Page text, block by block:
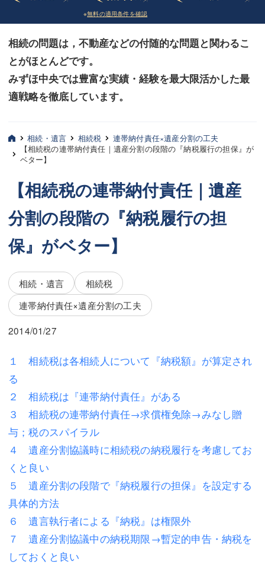
法律相談など（その他）
お客様へ
みずほ中央の特長・実質編
弁護士紹介
酒井 博之
坂本 陽一
桶川 聡
三平 隆史
吉元 優仁
相続・遺言
離婚（夫婦間トラブル）
企業法務
労働問題（解雇，残業等）
刑事弁護
交通事故
不動産登記
※無料の適用条件を確認
相続の問題は，不動産などの付随的な問題と関わるこ
とがほとんどです。
みずほ中央では豊富な実績・経験を最大限活かした最
適戦略を徹底しています。
法律相談など（その他）
お客様へ
みずほ中央の特長・実質編
弁護士紹介
酒井 博之
坂本 陽一
桶川 聡
三平 隆史
吉元 優仁
離婚（夫婦間トラブル）
企業法務
労働問題（解雇，残業等）
刑事弁護
交通事故
不動産登記
商業登記
相続・遺言 相続税
連帯納付責任×遺産分割の工夫
【相続税の連帯納付責任｜遺産分割の段階の『納税履行の担保』が
ベター】
【相続税の連帯納付責任｜遺産
分割の段階の『納税履行の担
保』がベター】
相続・遺言
相続税
連帯納付責任×遺産分割の工夫
2014/01/27
１ 相続税は各相続人について『納税額』が算定され
る
２ 相続税は『連帯納付責任』がある
３ 相続税の連帯納付責任→求償権免除→みなし贈
与；税のスパイラル
４ 遺産分割協議時に相続税の納税履行を考慮してお
くと良い
５ 遺産分割の段階で『納税履行の担保』を設定する
具体的方法
６ 遺言執行者による『納税』は権限外
７ 遺産分割協議中の納税期限→暫定的申告・納税を
しておくと良い